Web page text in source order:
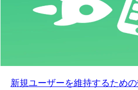
新規ユーザーを維持するため